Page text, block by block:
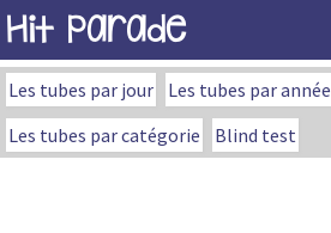
Hit Parade
Les tubes par jour Les tubes par année
Les tubes par catégorie
Blind test